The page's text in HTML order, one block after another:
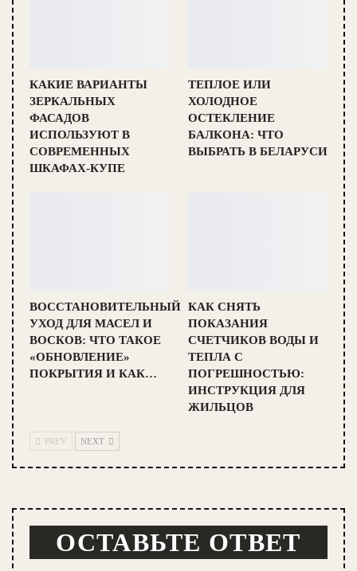
КАКИЕ ВАРИАНТЫ
ЗЕРКАЛЬНЫХ
ФАСАДОВ
ИСПОЛЬЗУЮТ В
СОВРЕМЕННЫХ
ШКАФАХ-КУПЕ
ТЕПЛОЕ ИЛИ
ХОЛОДНОЕ
ОСТЕКЛЕНИЕ
БАЛКОНА: ЧТО
ВЫБРАТЬ В БЕЛАРУСИ
ВОССТАНОВИТЕЛЬНЫЙ
УХОД ДЛЯ МАСЕЛ И
ВОСКОВ: ЧТО ТАКОЕ
«ОБНОВЛЕНИЕ»
ПОКРЫТИЯ И КАК…
КАК СНЯТЬ
ПОКАЗАНИЯ
СЧЕТЧИКОВ ВОДЫ И
ТЕПЛА С
ПОГРЕШНОСТЬЮ:
ИНСТРУКЦИЯ ДЛЯ
ЖИЛЬЦОВ
PREV NEXT
ОСТАВЬТЕ ОТВЕТ